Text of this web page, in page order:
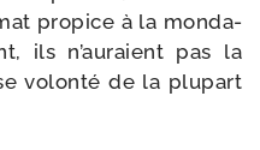
pro­pice à la mon­da­
ils n’au­raient pas la
volon­té de la plu­part